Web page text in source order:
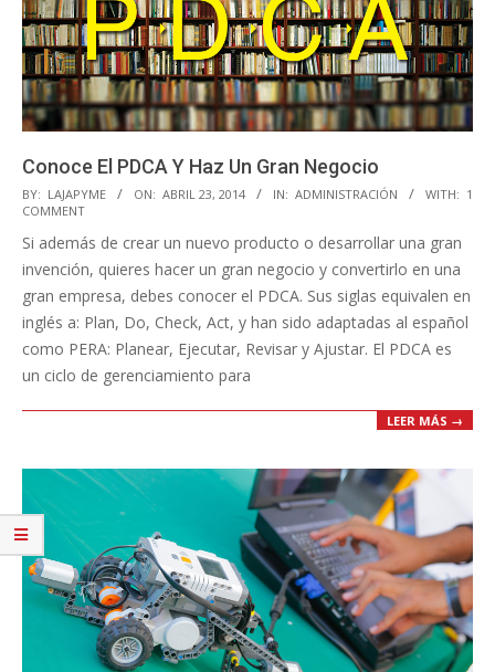
Conoce El PDCA Y Haz Un Gran Negocio
2014-
04-
23
BY: LAJAPYME ON: ABRIL 23, 2014 IN: ADMINISTRACIÓN WITH: 1
COMMENT
Si además de crear un nuevo producto o desarrollar una gran
invención, quieres hacer un gran negocio y convertirlo en una
gran empresa, debes conocer el PDCA. Sus siglas equivalen en
inglés a: Plan, Do, Check, Act, y han sido adaptadas al español
como PERA: Planear, Ejecutar, Revisar y Ajustar. El PDCA es
un ciclo de gerenciamiento para
LEER MÁS →